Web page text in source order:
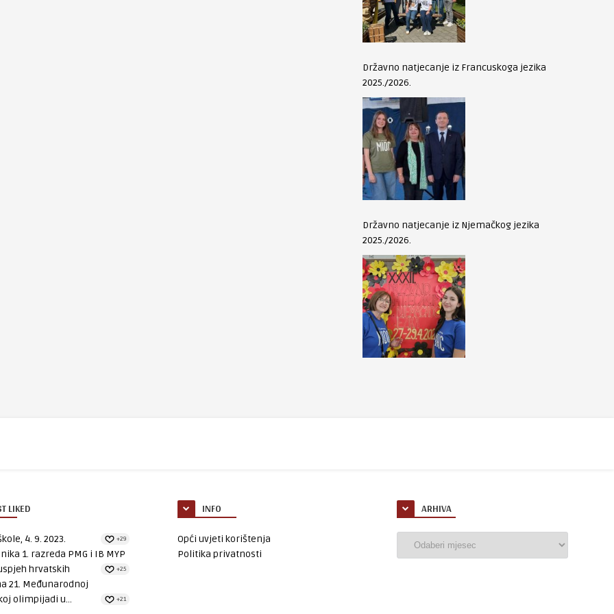
Državno natjecanje iz Francuskoga jezika
2025./2026.
Državno natjecanje iz Njemačkog jezika
2025./2026.
LIKED
4. 9. 2023. +29
1. razreda PMG i IB MYP
+25
hrvatskih
21. Međunarodnoj
olimpijadi u...
+21
INFO
Opći uvjeti korištenja
Politika privatnosti
ARHIVA